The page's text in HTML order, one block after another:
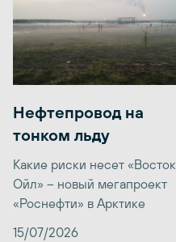
Нефтепровод на
тонком льду
Какие риски несет «Восток
Ойл» – новый мегапроект
«Роснефти» в Арктике
15/07/2026